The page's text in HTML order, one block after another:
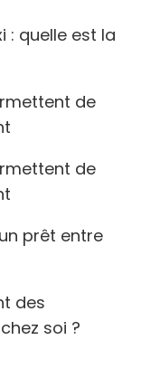
: quelle est la
de
de
prêt entre
des
soi ?